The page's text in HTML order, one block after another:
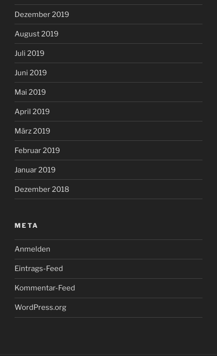
Dezember 2019
August 2019
Juli 2019
Juni 2019
Mai 2019
April 2019
März 2019
Februar 2019
Januar 2019
Dezember 2018
META
Anmelden
Eintrags-Feed
Kommentar-Feed
WordPress.org